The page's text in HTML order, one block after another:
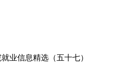
业信息精选（五十七）